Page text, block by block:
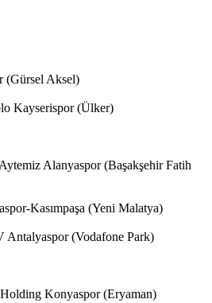
(Gürsel Aksel)
Kayserispor (Ülker)
Alanyaspor (Başakşehir Fatih
Kasımpaşa (Yeni Malatya)
Antalyaspor (Vodafone Park)
Konyaspor (Eryaman)